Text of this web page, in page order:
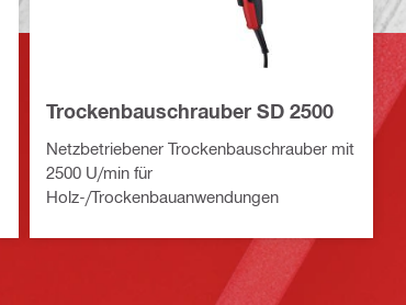
Trockenbauschrauber SD 2500
Netzbetriebener Trockenbauschrauber mit
2500 U/min für
Holz-/Trockenbauanwendungen